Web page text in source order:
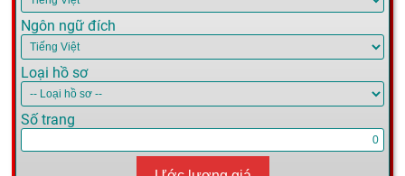
Ngôn ngữ đích
Loại hồ sơ
Số trang